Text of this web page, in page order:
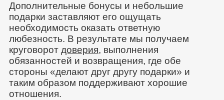
Дополнительные бонусы и небольшие
подарки заставляют его ощущать
необходимость оказать ответную
любезность. В результате мы получаем
круговорот доверия, выполнения
обязанностей и возвращения, где обе
стороны «делают друг другу подарки» и
таким образом поддерживают хорошие
отношения.